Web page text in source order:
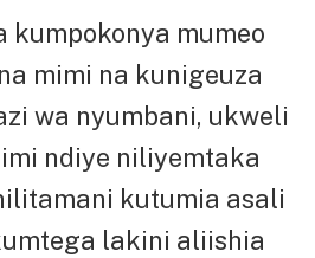
kumpokonya mumeo
mimi na kunigeuza
wa nyumbani, ukweli
ndiye niliyemtaka
kutumia asali
lakini aliishia